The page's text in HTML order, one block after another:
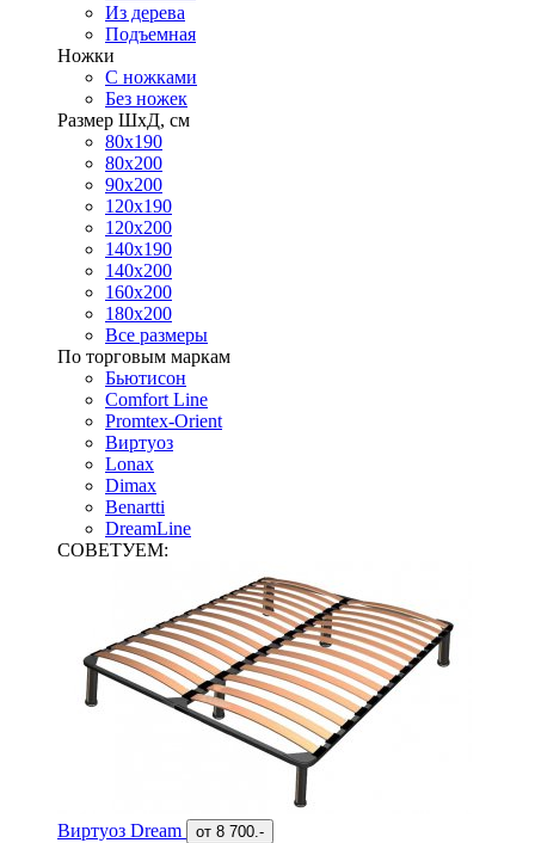
Из дерева
Подъемная
Ножки
С ножками
Без ножек
Размер ШхД, см
80х190
80х200
90х200
120х190
120х200
140х190
140х200
160х200
180х200
Все размеры
По торговым маркам
Бьютисон
Comfort Line
Promtex-Orient
Виртуоз
Lonax
Dimax
Benartti
DreamLine
СОВЕТУЕМ:
Виртуоз Dream от 8 700.-